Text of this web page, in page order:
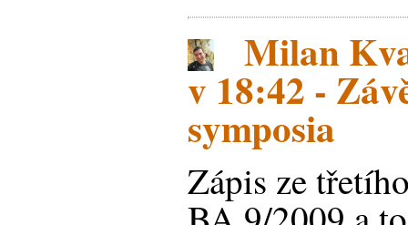
Milan
v 18:42 -
symposia
Zápis ze